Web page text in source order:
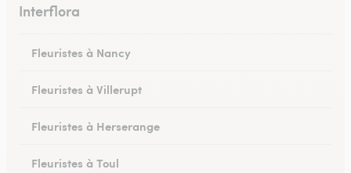
Interflora
Fleuristes à Nancy
Fleuristes à Villerupt
Fleuristes à Herserange
Fleuristes à Toul